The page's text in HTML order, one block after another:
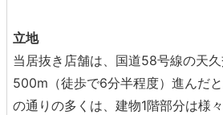
立地
当居抜き店舗は、国道58号線の天
500m（徒歩で6分半程度）進んだ
の通りの多くは、建物1階部分は様